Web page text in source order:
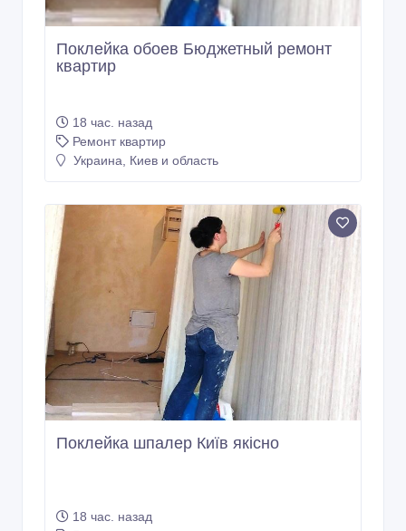
Поклейка обоев Бюджетный ремонт
квартир
18 час. назад
Ремонт квартир
Украина, Киев и область
Поклейка шпалер Київ якісно
18 час. назад